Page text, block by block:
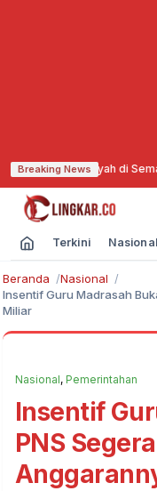
Breaking Newsdi Semarang
Terkini Nasional
Beranda
Nasional
Insentif Guru Madrasah
Miliar
Nasional, Pemerintahan
Insentif
PNS